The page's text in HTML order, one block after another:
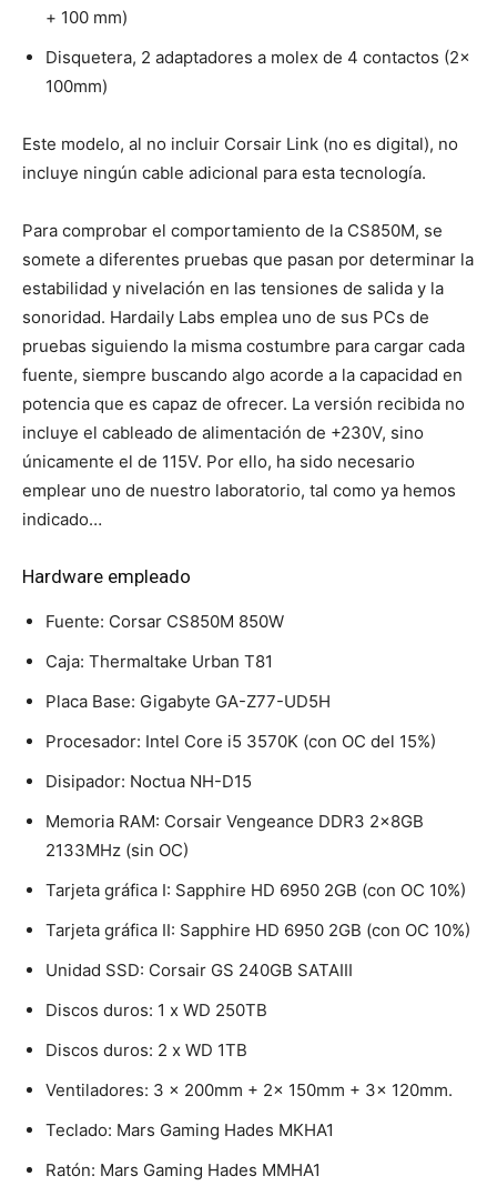
+ 100 mm)
Disquetera, 2 adaptadores a molex de 4 contactos (2x
100mm)
Este modelo, al no incluir Corsair Link (no es digital), no
incluye ningún cable adicional para esta tecnología.
Para comprobar el comportamiento de la CS850M, se
somete a diferentes pruebas que pasan por determinar la
estabilidad y nivelación en las tensiones de salida y la
sonoridad. Hardaily Labs emplea uno de sus PCs de
pruebas siguiendo la misma costumbre para cargar cada
fuente, siempre buscando algo acorde a la capacidad en
potencia que es capaz de ofrecer. La versión recibida no
incluye el cableado de alimentación de +230V, sino
únicamente el de 115V. Por ello, ha sido necesario
emplear uno de nuestro laboratorio, tal como ya hemos
indicado…
Hardware empleado
Fuente: Corsar CS850M 850W
Caja: Thermaltake Urban T81
Placa Base: Gigabyte GA-Z77-UD5H
Procesador: Intel Core i5 3570K (con OC del 15%)
Disipador: Noctua NH-D15
Memoria RAM: Corsair Vengeance DDR3 2x8GB
2133MHz (sin OC)
Tarjeta gráfica I: Sapphire HD 6950 2GB (con OC 10%)
Tarjeta gráfica II: Sapphire HD 6950 2GB (con OC 10%)
Unidad SSD: Corsair GS 240GB SATAIII
Discos duros: 1 x WD 250TB
Discos duros: 2 x WD 1TB
Ventiladores: 3 x 200mm + 2x 150mm + 3x 120mm.
Teclado: Mars Gaming Hades MKHA1
Ratón: Mars Gaming Hades MMHA1